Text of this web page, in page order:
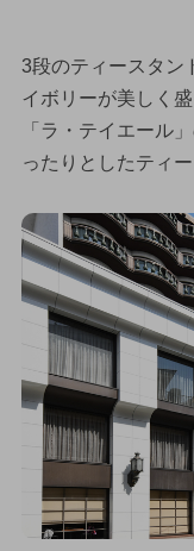
3段のティースタン
イボリーが美しく
「ラ・テイエール
ったりとしたティ